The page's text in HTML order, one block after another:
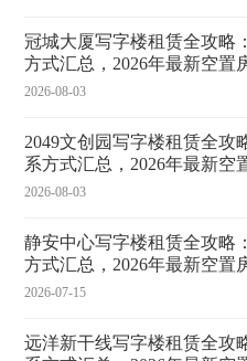
冠城大厦写字楼租赁全攻略
方式汇总，2026年最新空置
2026-08-03
2049文创园写字楼租赁全攻
系方式汇总，2026年最新空
2026-08-03
静安中心写字楼租赁全攻略
方式汇总，2026年最新空置
2026-07-15
远洋新干线写字楼租赁全攻